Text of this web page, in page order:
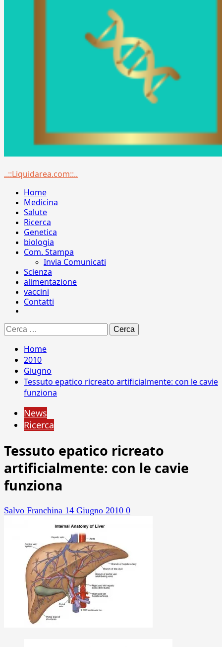
Menu
..::Liquidarea.com::..
Home
Medicina
Salute
Ricerca
Genetica
biologia
Com. Stampa
Invia Comunicati
Scienza
alimentazione
vaccini
Contatti
Ricerca
per:
Home
2010
Giugno
Tessuto epatico ricreato artificialmente: con le cavie
funziona
News
Ricerca
Tessuto epatico ricreato
artificialmente: con le cavie
funziona
Salvo Franchina 14 Giugno 2010 0